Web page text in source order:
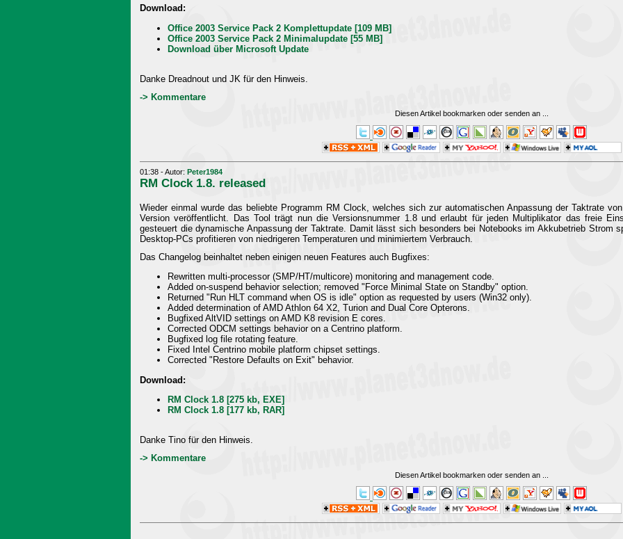
Download:
Office 2003 Service Pack 2 Komplettupdate [109 MB]
Office 2003 Service Pack 2 Minimalupdate [55 MB]
Download über Microsoft Update
Danke Dreadnout und JK für den Hinweis.
-> Kommentare
Diesen Artikel bookmarken oder senden an ...
01:38 - Autor: Peter1984
RM Clock 1.8. released
Wieder einmal wurde das beliebte Programm RM Clock, welches sich zur automatischen Anpassung der Taktrate
Version veröffentlicht. Das Tool trägt nun die Versionsnummer 1.8 und erlaubt für jeden Multiplikator das freie
gesteuert die dynamische Anpassung der Taktrate. Damit lässt sich besonders bei Notebooks im Akkubetrieb Strom
Desktop-PCs profitieren von niedrigeren Temperaturen und minimiertem Verbrauch.
Das Changelog beinhaltet neben einigen neuen Features auch Bugfixes:
Rewritten multi-processor (SMP/HT/multicore) monitoring and management code.
Added on-suspend behavior selection; removed "Force Minimal State on Standby" option.
Returned "Run HLT command when OS is idle" option as requested by users (Win32 only).
Added determination of AMD Athlon 64 X2, Turion and Dual Core Opterons.
Bugfixed AltVID settings on AMD K8 revision E cores.
Corrected ODCM settings behavior on a Centrino platform.
Bugfixed log file rotating feature.
Fixed Intel Centrino mobile platform chipset settings.
Corrected "Restore Defaults on Exit" behavior.
Download:
RM Clock 1.8 [275 kb, EXE]
RM Clock 1.8 [177 kb, RAR]
Danke Tino für den Hinweis.
-> Kommentare
Diesen Artikel bookmarken oder senden an